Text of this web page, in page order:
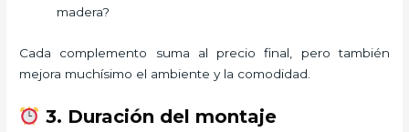
madera?
Cada complemento suma al precio final, pero también
mejora muchísimo el ambiente y la comodidad.
3. Duración del montaje